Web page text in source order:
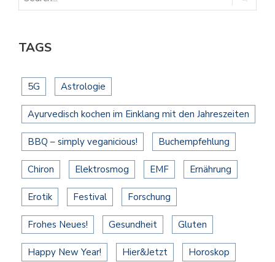
TAGS
5G Astrologie
Ayurvedisch kochen im Einklang mit den Jahreszeiten
BBQ – simply veganicious! Buchempfehlung
Chiron Elektrosmog EMF Ernährung
Erotik Festival Forschung
Frohes Neues! Gesundheit Gluten
Happy New Year! Hier&Jetzt Horoskop